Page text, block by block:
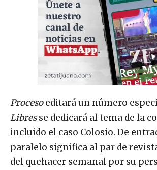
Procesoeditará un número
Libresse dedicará al tema de la
incluido el caso Colosio. De
paralelo significa al par de
del quehacer semanal por su